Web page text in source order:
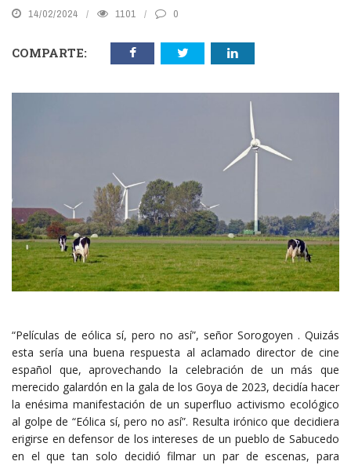
14/02/2024 1101 0
COMPARTE:
“Películas de eólica sí, pero no así”, señor Sorogoyen . Quizás
esta sería una buena respuesta al aclamado director de cine
español que, aprovechando la celebración de un más que
merecido galardón en la gala de los Goya de 2023, decidía hacer
la enésima manifestación de un superfluo activismo ecológico
al golpe de “Eólica sí, pero no así”. Resulta irónico que decidiera
erigirse en defensor de los intereses de un pueblo de Sabucedo
en el que tan solo decidió filmar un par de escenas, para